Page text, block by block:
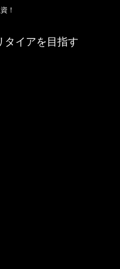
！
タイアを目指す